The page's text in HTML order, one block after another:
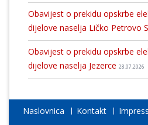
Obavijest o prekidu opskrbe
dijelove naselja Ličko Petrovo
Obavijest o prekidu opskrbe
dijelove naselja Jezerce 28.07.2026
Naslovnica Kontakt